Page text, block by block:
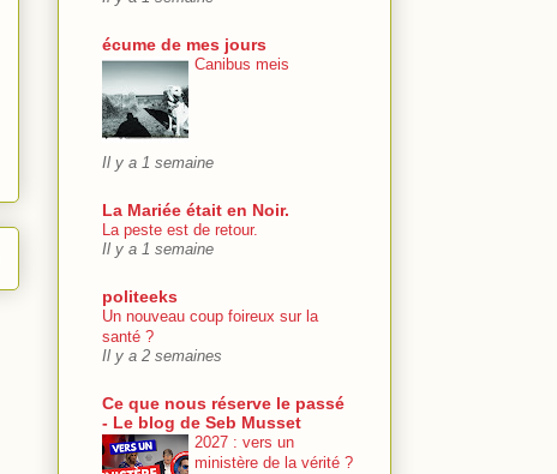
écume de mes jours
Canibus meis
Il y a 1 semaine
La Mariée était en Noir.
La peste est de retour.
Il y a 1 semaine
politeeks
Un nouveau coup foireux sur la
santé ?
Il y a 2 semaines
Ce que nous réserve le passé
- Le blog de Seb Musset
2027 : vers un
ministère de la vérité ?